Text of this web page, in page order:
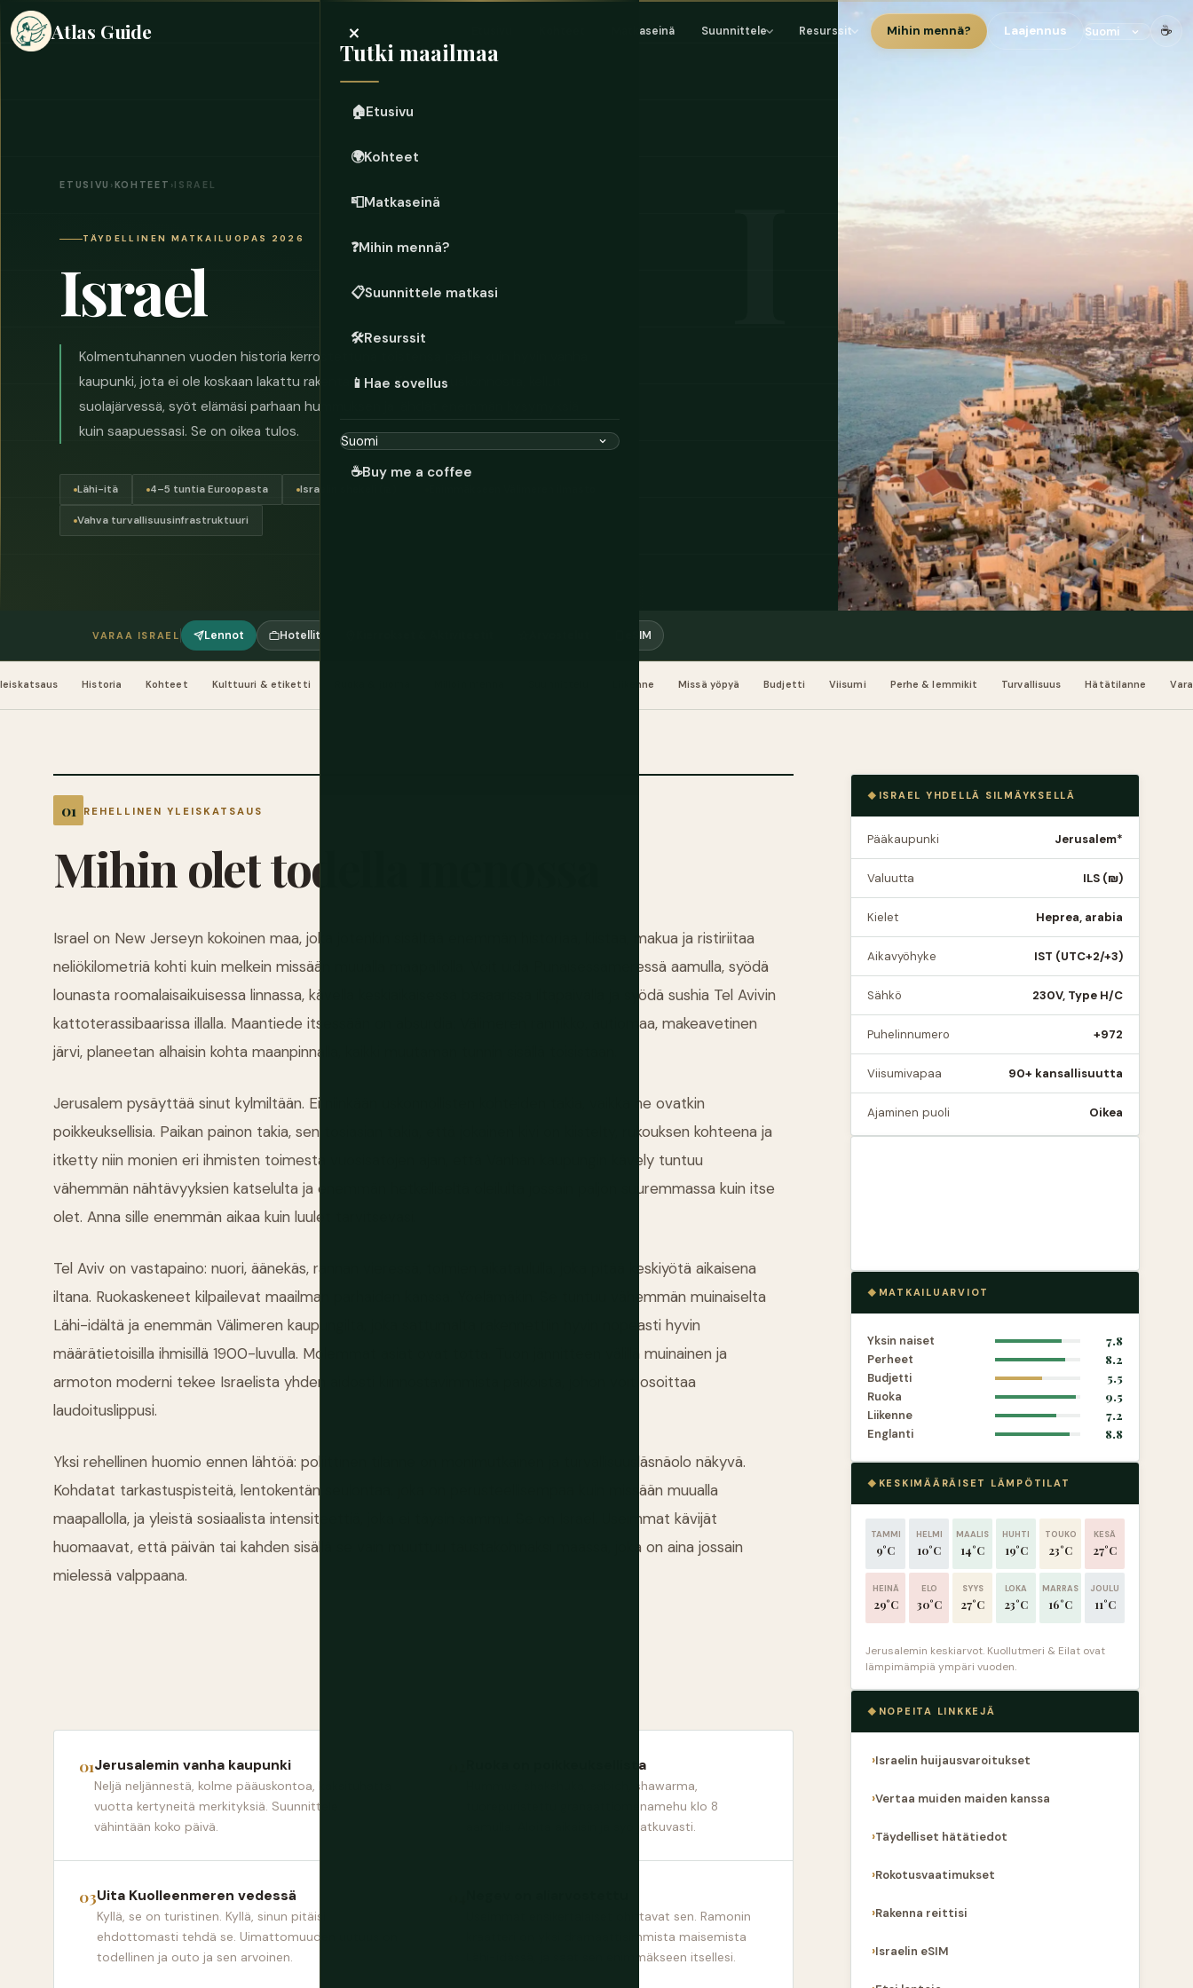
Atlas Guide Matkaseinä Suunnittele Resurssit Mihin mennä? Laajennus ☕
×
Tutki maailmaa
🏠Etusivu
🌍Kohteet
📮Matkaseinä
❓Mihin mennä?
📋Suunnittele matkasi
🛠️Resurssit
📱 Hae sovellus
☕Buy me a coffee
ETUSIVU ›KOHTEET ›ISRAEL
TÄYDELLINEN MATKAILUOPAS 2026
Israel
Kolmentuhannen vuoden historia kerrostettuna toistensa päälle kuin hyvin vanha
kaupunki, jota ei ole koskaan lakattu rakentamasta. Kiistelet uskonnosta, kellut
suolajärvessä, syöt elämäsi parhaan hummuksen ja lähdät enemmän kysymyksiä
kuin saapuessasi. Se on oikea tulos.
Lähi-itä 4–5 tuntia Euroopasta Israelin shekeli (₪)
Vahva turvallisuusinfrastruktuuri
VARAA ISRAEL Lennot Hotellit eSIM
Historia Kohteet Kulttuuri & etiketti Liikenne Missä yöpyä Budjetti Viisumi Perhe & lemmikit Turvallisuus Hätätilanne
REHELLINEN YLEISKATSAUS
Mihinolettodella
Israel on New Jerseyn kokoinen maa, joka jotenkin sisältää enemmän historiaa, kiistaa, makua ja ristiriitaa
neliökilometriä kohti kuin melkein missään muualla maapallolla. Voit uida Punaisessameressä aamulla, syödä
lounasta roomalaisaikuisessa linnassa, kävellä keskiaikaisessa basaarissa iltapäivällä ja syödä sushia Tel Avivin
kattoterassibaarissa illalla. Maantiede itsessään on absurdia: Välimeren rannikko, autiomaa, makeavetinen
järvi, planeetan alhaisin kohta maanpinnalla, kaikki muutaman tunnin sisällä toisistaan.
Jerusalem pysäyttää sinut kylmiltään. Ei niinkään uskonnollisten kohteiden takia, vaikka ne ovatkin
poikkeuksellisia. Paikan painon takia, sen tosiasian takia, että jokainen kivi on kiistelty, rukouksen kohteena ja
itketty niin monien eri ihmisten toimesta vuosisatojen ajan, että Vanhan kaupungin kävely tuntuu
vähemmän nähtävyyksien katselulta ja enemmän hetkelliseltä oleilulta jossain paljon suuremmassa kuin itse
olet. Anna sille enemmän aikaa kuin luulet tarvitsevasi.
Tel Aviv on vastapaino: nuori, äänekäs, rannan vieressä, toimien aikataululla, joka pitää keskiyötä aikaisena
iltana. Ruokaskeneet kilpailevat maailman parhaiden kanssa. Yöelämäkin. Se tuntuu vähemmän muinaiselta
Lähi-idältä ja enemmän Välimeren kaupungilta, joka sattumalta rakennettiin hyvin nopeasti hyvin
määrätietoisilla ihmisillä 1900-luvulla. Molemmat asiat ovat totta. Tuon jännitteen välillä muinainen ja
armoton moderni tekee Israelista yhden aidosti kiinnostavimmista paikoista, johon voit osoittaa
laudoituslippusi.
Yksi rehellinen huomio ennen lähtöä: poliittinen tilanne on monimutkainen ja turvallisuusläsnäolo näkyvä.
Kohdatat tarkastuspisteitä, lentokentän seulontaa, joka on perusteellisempaa kuin missään muualla
maapallolla, ja yleistä sosiaalista intensiteettiä, joka ei täysin sammu. Se on Israel. Useimmat kävijät
huomaavat, että päivän tai kahden sisällä se vain muuttuu taustakohinaksi maassa, joka on aina jossain
mielessä valppaana.
Jerusalemin vanha kaupunki
Neljä neljännestä, kolme pääuskontoa, kaksituhatta
vuotta kertyneitä merkityksiä. Suunnittele
vähintään koko päivä.
Ruoka on poikkeuksellista
Hummus, shakshuka, sabich, shawarma,
tuorepuristettu granaattiomenamehu klo 8
aamulla. Aloita aikaisin ja syö jatkuvasti.
Uita Kuolleenmeren vedessä
Kyllä, se on turistinen. Kyllä, sinun pitäisi
ehdottomasti tehdä se. Uimattomuuden uutuus on
todellinen ja outo ja sen arvoinen.
Useimmat ensikertalaiset ohittavat sen. Ramonin
kraatteri on yksi dramaattisimmista maisemista
Lähi-idässä, ja saat sen enimmäkseen itsellesi.
ISRAEL YHDELLÄ SILMÄYKSELLÄ
Pääkaupunki Jerusalem*
Valuutta ILS (₪)
Kielet Heprea, arabia
Aikavyöhyke IST (UTC+2/+3)
Sähkö 230V, Type H/C
Puhelinnumero +972
Viisumivapaa 90+ kansallisuutta
Ajaminen puoli Oikea
MATKAILUARVIOT
Yksin naiset
7.8
Perheet
8.2
Budjetti
5.5
Ruoka
9.5
Liikenne
7.2
Englanti
8.8
KESKIMÄÄRÄISET LÄMPÖTILAT
TAMMI
9°C
HELMI
10°C
MAALIS
14°C
HUHTI
19°C
TOUKO
23°C
KESÄ
27°C
HEINÄ
29°C
ELO
30°C
SYYS
27°C
LOKA
23°C
MARRAS
16°C
JOULU
11°C
Jerusalemin keskiarvot. Kuollutmeri & Eilat ovat
lämpimämpiä ympäri vuoden.
NOPEITA LINKKEJÄ
Israelin huijausvaroitukset
Vertaa muiden maiden kanssa
Täydelliset hätätiedot
Rokotusvaatimukset
Rakenna reittisi
Israelin eSIM